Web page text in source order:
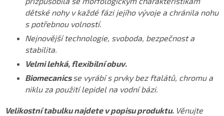
dětské nohy v každé fázi jejího vývoje a chránila nohu
s potřebnou volností.
Nejnovější technologie, svoboda, bezpečnost a
stabilita.
Velmi lehká, flexibilní obuv.
Biomecanicsse vyrábí s prvky bez ftalátů, chromu a
niklu za použití lepidel na vodní bázi.
Velikostní tabulku najdete v popisu produktu. Věnujte